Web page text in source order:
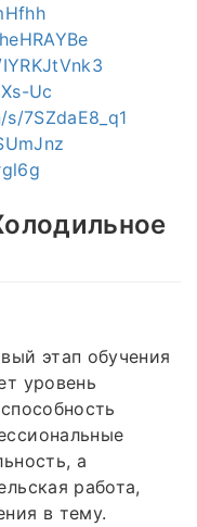
Uc
7SZdaE8_q1
этап обучения
уровень
а
работа,
в тему.